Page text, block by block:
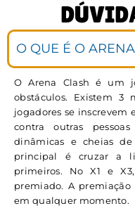
O QUE É O
O Arena Clash é um
obstáculos. Existem 3
jogadores se inscrevem
contra outras
dinâmicas e cheias
principal é cruzar a
primeiros. No X1 e
premiado. A
em qualquer momento.